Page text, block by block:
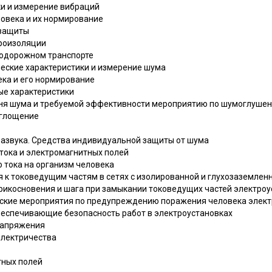
и измерение вибраций
и их нормирование
транспорте
характеристики и измерение шума
и его нормирование
характеристики
шума и требуемой эффективности мероприятию по
Средства индивидуальной защиты от шума
и электромагнитных полей
тока на организм человека
к токоведущим частям в сетях с изолированной и
и шага при замыкании токоведущих частей
мероприятия по предупреждению поражения человека
безопасность работ в электроустановках
полей